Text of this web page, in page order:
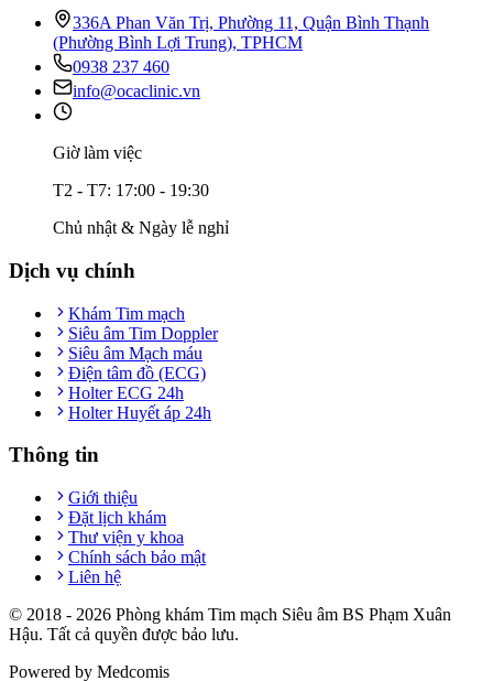
336A Phan Văn Trị, Phường 11, Quận Bình Thạnh
(Phường Bình Lợi Trung), TPHCM
0938 237 460
info@ocaclinic.vn
Giờ làm việc
T2 - T7: 17:00 - 19:30
Chủ nhật & Ngày lễ nghỉ
Dịch vụ chính
Khám Tim mạch
Siêu âm Tim Doppler
Siêu âm Mạch máu
Điện tâm đồ (ECG)
Holter ECG 24h
Holter Huyết áp 24h
Thông tin
Giới thiệu
Đặt lịch khám
Thư viện y khoa
Chính sách bảo mật
Liên hệ
© 2018 - 2026 Phòng khám Tim mạch Siêu âm BS Phạm Xuân
Hậu. Tất cả quyền được bảo lưu.
Powered by Medcomis